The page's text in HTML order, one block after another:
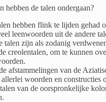
hebben de talen ondergaan?
hebben flink te lijden gehad
leenwoorden uit de andere
talen zijn als zodanig
creolentalen, om te kunnen
afstammelingen van de
allerlei woorden en constructies
van de oorspronkelijke